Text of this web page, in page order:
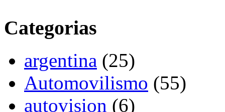
Categorias
argentina (25)
Automovilismo (55)
autovision (6)